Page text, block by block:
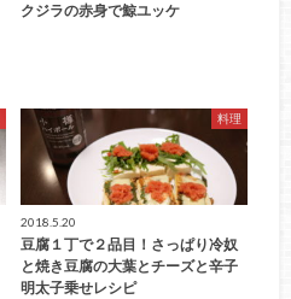
クジラの赤身で鯨ユッケ
料理
2018.5.20
豆腐１丁で２品目！さっぱり冷奴
と焼き豆腐の大葉とチーズと辛子
明太子乗せレシピ